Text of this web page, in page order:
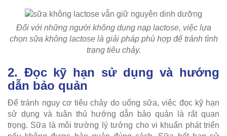
Đối với những người không dung nạp lactose, việc lựa
chọn sữa không lactose là giải pháp phù hợp để tránh tình
trạng tiêu chảy.
2. Đọc kỹ hạn sử dụng và hướng
dẫn bảo quản
Để tránh nguy cơ tiêu chảy do uống sữa, việc đọc kỹ hạn
sử dụng và tuân thủ hướng dẫn bảo quản là rất quan
trọng. Sữa là môi trường lý tưởng cho vi khuẩn phát triển